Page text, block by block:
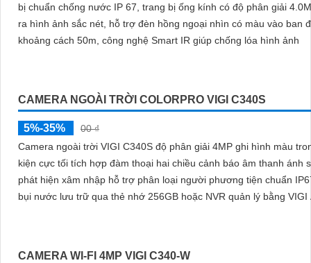
bị chuẩn chống nước IP 67, trang bị ống kính có độ phân giải
ra hình ảnh sắc nét, hỗ trợ đèn hồng ngoại nhìn có màu vào ban
khoảng cách 50m, công nghệ Smart IR giúp chống lóa hình ảnh
CAMERA NGOÀI TRỜI COLORPRO VIGI C340S
5%-35%
00 ₫
Camera ngoài trời VIGI C340S độ phân giải 4MP ghi hình màu
kiện cực tối tích hợp đàm thoại hai chiều cảnh báo âm thanh ánh
phát hiện xâm nhập hỗ trợ phân loại người phương tiện chuẩn
bụi nước lưu trữ qua thẻ nhớ 256GB hoặc NVR quản lý bằng VIGI
CAMERA WI-FI 4MP VIGI C340-W